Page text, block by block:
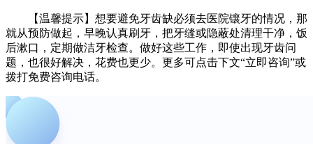
【温馨提示】想要避免牙齿缺必须去医院镶牙的情况，那
就从预防做起，早晚认真刷牙，把牙缝或隐蔽处清理干净，饭
后漱口，定期做洁牙检查。做好这些工作，即使出现牙齿问
题，也很好解决，花费也更少。更多可点击下文“立即咨询”或
拨打免费咨询电话。